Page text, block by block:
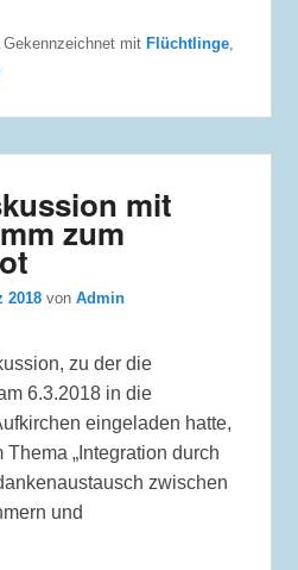
|Gekennzeichnet mit Flüchtlinge
mit
zum
2018 vonAdmin
zu der die
6.3.2018 in die
eingeladen hatte,
„Integration durch
zwischen
und